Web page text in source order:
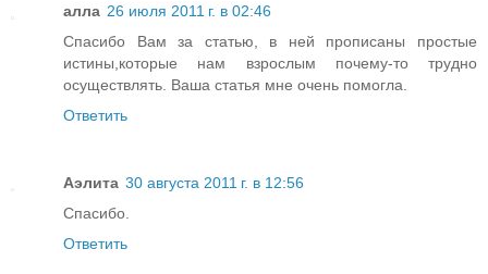
алла 26 июля 2011 г. в 02:46
Спасибо Вам за статью, в ней прописаны простые
истины,которые нам взрослым почему-то трудно
осуществлять. Ваша статья мне очень помогла.
Ответить
Аэлита 30 августа 2011 г. в 12:56
Спасибо.
Ответить